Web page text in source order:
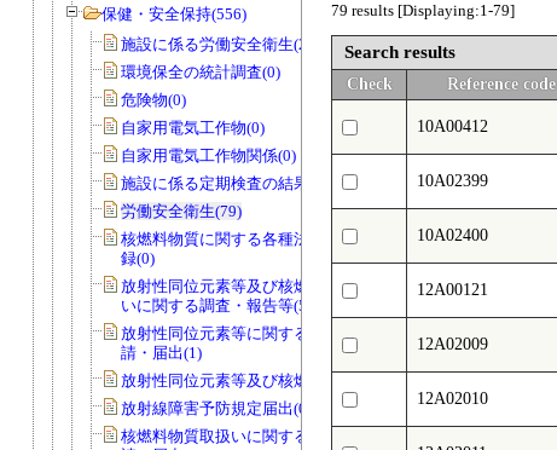
保健・安全保持(556)
施設に係る労働安全衛生(2)
環境保全の統計調査(0)
危険物(0)
自家用電気工作物(0)
自家用電気工作物関係(0)
施設に係る定期検査の結果の記録(2)
労働安全衛生(79)
核燃料物質に関する各種法定帳簿・記
録(0)
放射性同位元素等及び核燃料物質取扱
いに関する調査・報告等(5)
放射性同位元素等に関する各種承認申
請・届出(1)
放射性同位元素等及び核燃料物質(100)
放射線障害予防規定届出(0)
核燃料物質取扱いに関する各種承認申
79 results [Displaying:1-79]
Search results
Check Reference code
10A00412
10A02399
10A02400
12A00121
12A02009
12A02010